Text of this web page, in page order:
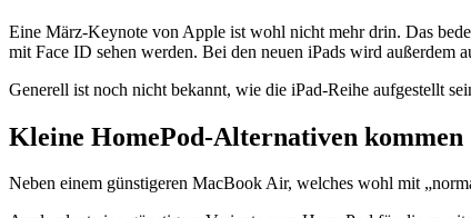
Eine März-Keynote von Apple ist wohl nicht mehr drin. Das
mit Face ID sehen werden. Bei den neuen iPads wird
Generell ist noch nicht bekannt, wie die iPad-Reihe aufgestellt
Kleine HomePod-Alternativen kommen
Neben einem günstigeren MacBook Air, welches wohl mit